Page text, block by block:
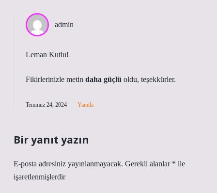
admin
Leman Kutlu!
Fikirlerinizle metin daha güçlü oldu, teşekkürler.
Temmuz 24, 2024 Yanıtla
Bir yanıt yazın
E-posta adresiniz yayınlanmayacak. Gerekli alanlar * ile
işaretlenmişlerdir